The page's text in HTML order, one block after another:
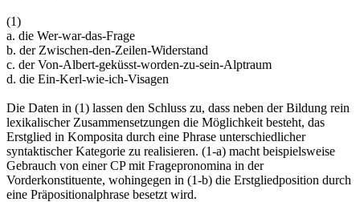
(1)
a. die Wer-war-das-Frage
b. der Zwischen-den-Zeilen-Widerstand
c. der Von-Albert-geküsst-worden-zu-sein-Alptraum
d. die Ein-Kerl-wie-ich-Visagen
Die Daten in (1) lassen den Schluss zu, dass neben der Bildung rein
lexikalischer Zusammensetzungen die Möglichkeit besteht, das
Erstglied in Komposita durch eine Phrase unterschiedlicher
syntaktischer Kategorie zu realisieren. (1-a) macht beispielsweise
Gebrauch von einer CP mit Fragepronomina in der
Vorderkonstituente, wohingegen in (1-b) die Erstgliedposition durch
eine Präpositionalphrase besetzt wird.